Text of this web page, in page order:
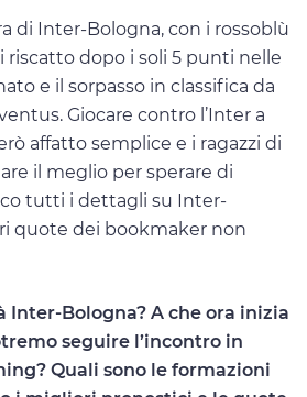
di Inter-Bologna, con i rossoblù
riscatto dopo i soli 5 punti nelle
e il sorpasso in classifica da
Giocare contro l’Inter a
affatto semplice e i ragazzi di
il meglio per sperare di
tutti i dettagli su Inter-
quote dei bookmaker non
Inter-Bologna? A che ora inizia
seguire l’incontro in
Quali sono le formazioni